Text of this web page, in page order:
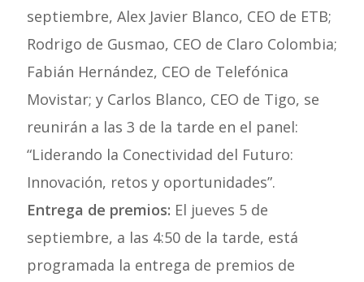
septiembre, Alex Javier Blanco, CEO de ETB;
Rodrigo de Gusmao, CEO de Claro Colombia;
Fabián Hernández, CEO de Telefónica
Movistar; y Carlos Blanco, CEO de Tigo, se
reunirán a las 3 de la tarde en el panel:
“Liderando la Conectividad del Futuro:
Innovación, retos y oportunidades”.
Entrega de premios: El jueves 5 de
septiembre, a las 4:50 de la tarde, está
programada la entrega de premios de